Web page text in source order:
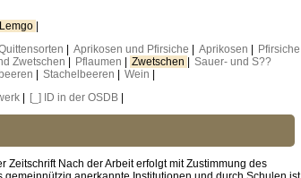
Aprikosen und Pfirsiche Aprikosen
Pfirsiche
Zwetschen Pflaumen Zwetschen
Sauer- und S??
Stachelbeeren Wein
[_] ID in der OSDB
Zeitschrift Nach der Arbeit erfolgt mit Zustimmung des